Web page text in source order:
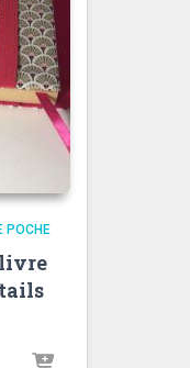
POCHE